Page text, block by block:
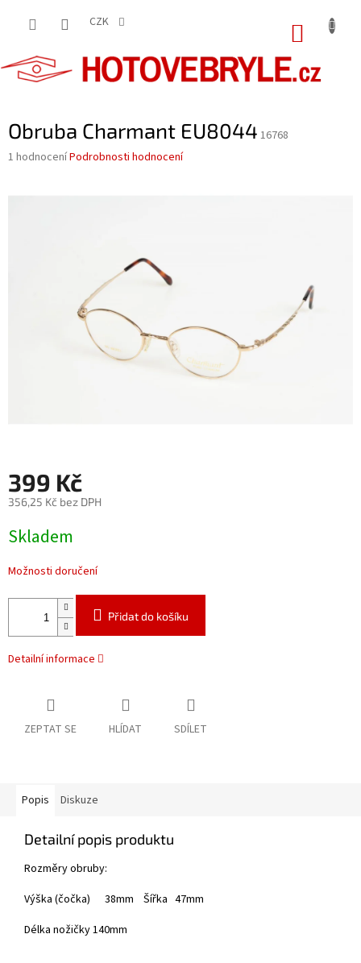
CZK
Obruba Charmant EU8044 16768
Průměrné
1 hodnoceníPodrobnosti hodnocení
399 Kč
356,25 Kč bez DPH
cena:
Skladem
Možnosti doručení
Přidat do košíku
Detailní informace
ZEPTAT SE HLÍDAT SDÍLET
Popis Diskuze
Detailní popis produktu
Rozměry obruby:
Výška (čočka) 38mm Šířka 47mm
Délka nožičky 140mm